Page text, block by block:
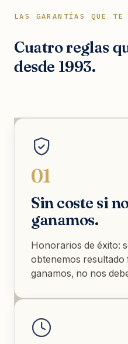
LAS GARANTÍAS QUE TE
Cuatro reglas
desde 1993.
01
Sin coste si
ganamos.
Honorarios de éxito:
obtenemos resultado
ganamos, no nos